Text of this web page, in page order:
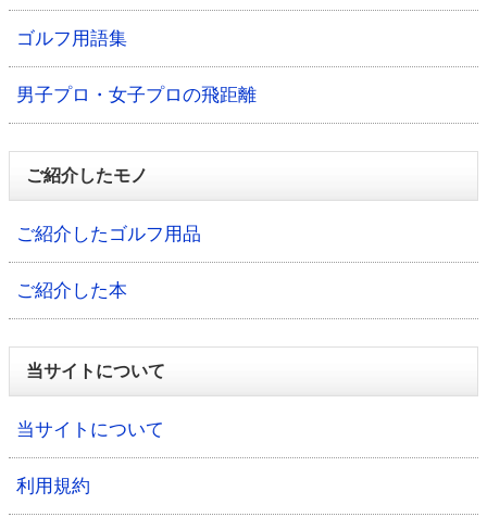
ゴルフ用語集
男子プロ・女子プロの飛距離
ご紹介したモノ
ご紹介したゴルフ用品
ご紹介した本
当サイトについて
当サイトについて
利用規約